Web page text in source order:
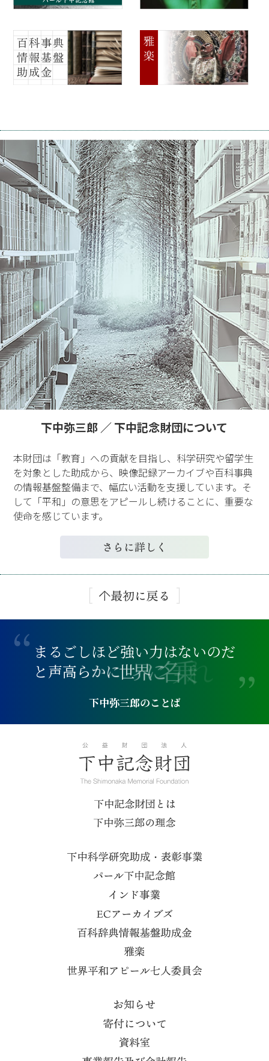
下中弥三郎 ／ 下中記念財団について
本財団は「教育」への貢献を目指し、科学研究や留学生
を対象とした助成から、映像記録アーカイブや百科事典
の情報基盤整備まで、幅広い活動を支援しています。そ
して「平和」の意思をアピールし続けることに、重要な
使命を感じています。
ま る ごしほど強い力はないのだ
と声高らかに世界に名乗れ
下中弥三郎のことば